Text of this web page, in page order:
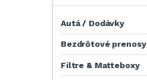
Autá / Dodávky
Bezdrôtové prenosy
Filtre & Matteboxy